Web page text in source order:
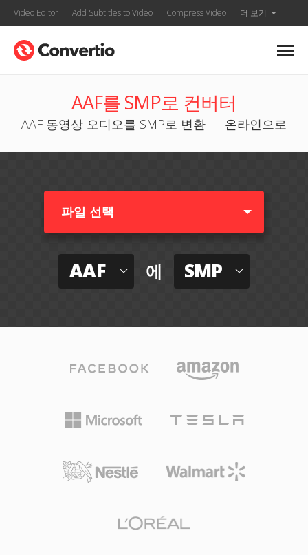
Video Editor Add Subtitles to Video Compress Video 더 보기
AAF를 SMP로 컨버터
AAF 동영상 오디오를 SMP로 변환 — 온라인으로
파일 선택
AAF 에 SMP